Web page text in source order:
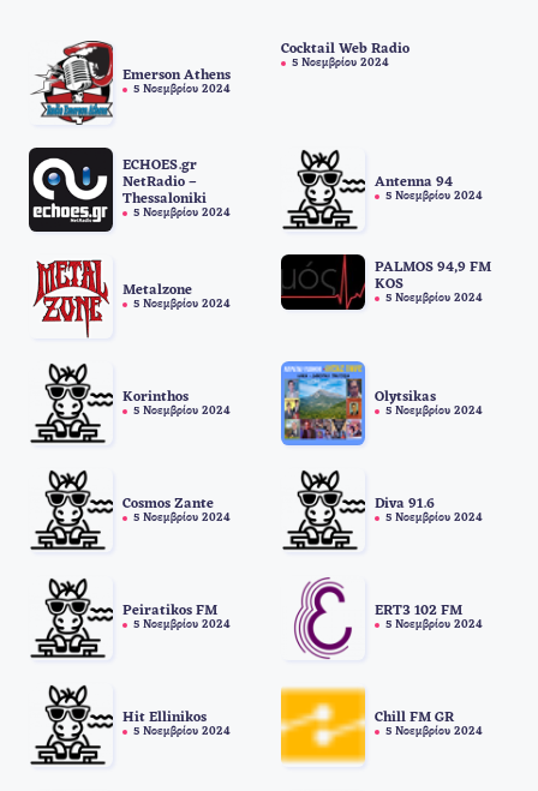
Emerson Athens
5 Νοεμβρίου 2024
Cocktail Web Radio
5 Νοεμβρίου 2024
ECHOES.gr
NetRadio –
Thessaloniki
5 Νοεμβρίου 2024
Antenna 94
5 Νοεμβρίου 2024
Metalzone
5 Νοεμβρίου 2024
PALMOS 94,9 FM
KOS
5 Νοεμβρίου 2024
Korinthos
5 Νοεμβρίου 2024
Olytsikas
5 Νοεμβρίου 2024
Cosmos Zante
5 Νοεμβρίου 2024
Diva 91.6
5 Νοεμβρίου 2024
Peiratikos FM
5 Νοεμβρίου 2024
ERT3 102 FM
5 Νοεμβρίου 2024
Hit Ellinikos
5 Νοεμβρίου 2024
Chill FM GR
5 Νοεμβρίου 2024